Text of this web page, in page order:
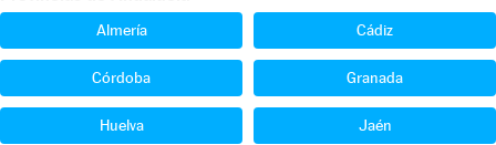
Almería Cádiz
Córdoba Granada
Huelva Jaén